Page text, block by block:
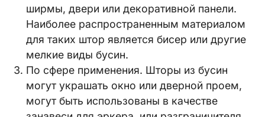
ширмы, двери или декоративной панели.
Наиболее распространенным материалом
для таких штор является бисер или другие
мелкие виды бусин.
По сфере применения. Шторы из бусин
могут украшать окно или дверной проем,
могут быть использованы в качестве